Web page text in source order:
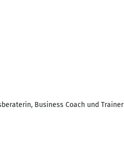
Business Coach und Trainer